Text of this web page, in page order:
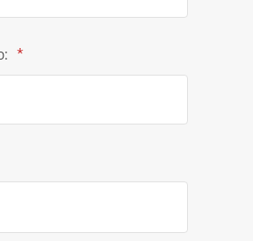
*